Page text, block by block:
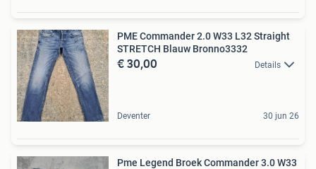
PME Commander 2.0 W33 L32 Straight
STRETCH Blauw Bronno3332
€ 30,00 Details
Deventer 30 jun 26
Pme Legend Broek Commander 3.0 W33